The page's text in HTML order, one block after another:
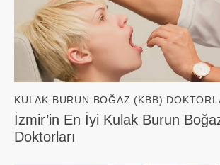
KULAK BURUN BOĞAZ (KBB)
İzmir’in En İyi Kulak Burun
Doktorları